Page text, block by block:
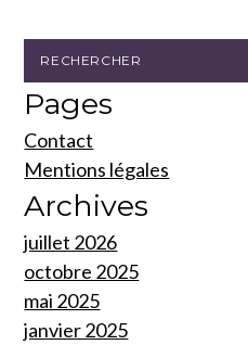
Pages
Contact
Mentions légales
Archives
juillet 2026
octobre 2025
mai 2025
janvier 2025